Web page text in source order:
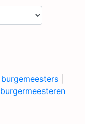
burgemeesters
burgermeesteren